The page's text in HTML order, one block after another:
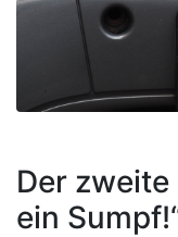
Der zweite
ein